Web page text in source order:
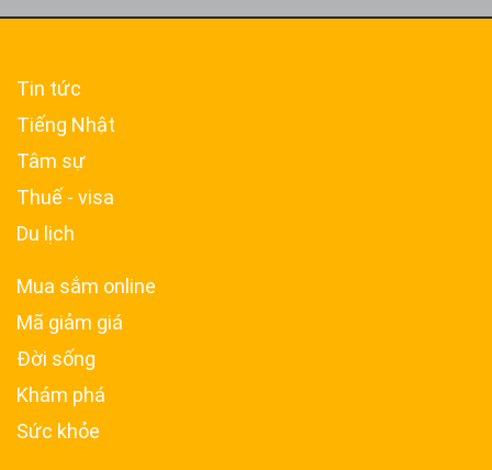
Tin tức
Tiếng Nhật
Tâm sự
Thuế - visa
Du lịch
Mua sắm online
Mã giảm giá
Đời sống
Khám phá
Sức khỏe